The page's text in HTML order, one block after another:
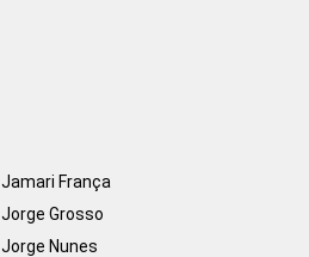
Jamari França
Jorge Grosso
Jorge Nunes